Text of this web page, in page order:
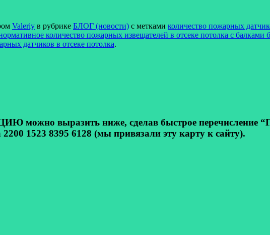
Valeriy в рубрике БЛОГ (новости) с метками количество пожарных
количество пожарных извещателей в отсеке потолка с балками
датчиков в отсеке потолка.
можно выразить ниже, сделав быстрое перечисление
1523 8395 6128 (мы привязали эту карту к сайту).